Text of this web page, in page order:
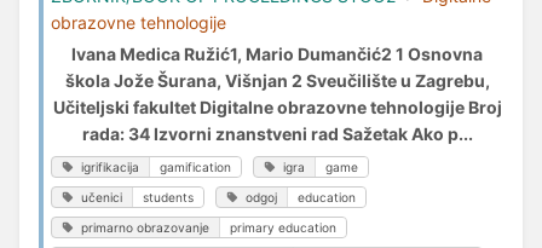
obrazovne tehnologije
Ivana Medica Ružić1, Mario Dumančić2 1 Osnovna
škola Jože Šurana, Višnjan 2 Sveučilište u Zagrebu,
Učiteljski fakultet Digitalne obrazovne tehnologije Broj
rada: 34 Izvorni znanstveni rad Sažetak Ako p...
igrifikacija gamification igra game
učenici students odgoj education
primarno obrazovanje primary education